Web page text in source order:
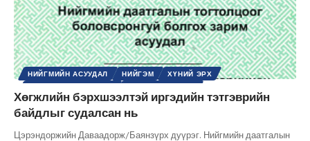
НИЙГМИЙН АСУУДАЛ НИЙГЭМ
ХҮНИЙ ЭРХ
Хөгжлийн бэрхшээлтэй иргэдийн тэтгэврийн
байдлыг судалсан нь
Цэрэндоржийн Даваадорж/Баянзүрх дуүрэг. Нийгмийн даатгалын